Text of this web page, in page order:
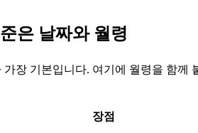
은 날짜와 월령
장 기본입니다. 여기에 월령을 함께
장점